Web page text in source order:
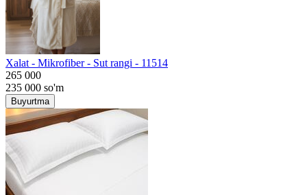
Хalat - Mikrofiber - Sut rangi - 11514
265 000
235 000 so'm
Buyurtma